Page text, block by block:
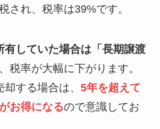
され、税率は39%です。
有していた場合は「長期譲渡
税率が大幅に下がります。
する場合は、 5年を超えて
お得になるので意識してお